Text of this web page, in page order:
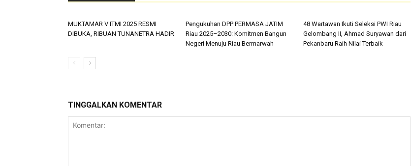
MUKTAMAR V ITMI 2025 RESMI
DIBUKA, RIBUAN TUNANETRA HADIR
Pengukuhan DPP PERMASA JATIM
Riau 2025–2030: Komitmen Bangun
Negeri Menuju Riau Bermarwah
48 Wartawan Ikuti Seleksi PWI Riau
Gelombang II, Ahmad Suryawan dari
Pekanbaru Raih Nilai Terbaik
TINGGALKAN KOMENTAR